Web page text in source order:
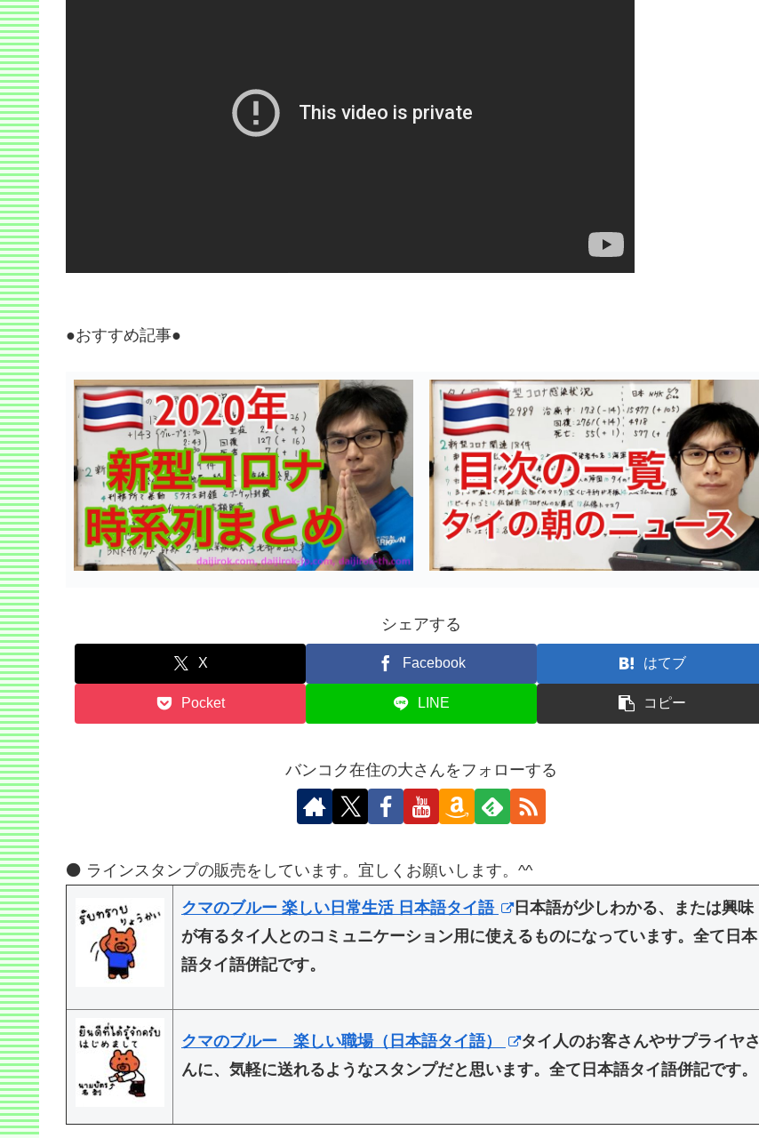
●おすすめ記事●
シェアする
X Facebook はてブ
Pocket LINE コピー
バンコク在住の大さんをフォローする
⚫️ ラインスタンプの販売をしています。宜しくお願いします。^^
クマのブルー 楽しい日常生活 日本語タイ語
日本語が少しわかる、または興味
が有るタイ人とのコミュニケーション用に使えるものになっています。全て日本
語タイ語併記です。
クマのブルー 楽しい職場（日本語タイ語）
タイ人のお客さんやサプライヤさ
んに、気軽に送れるようなスタンプだと思います。全て日本語タイ語併記です。